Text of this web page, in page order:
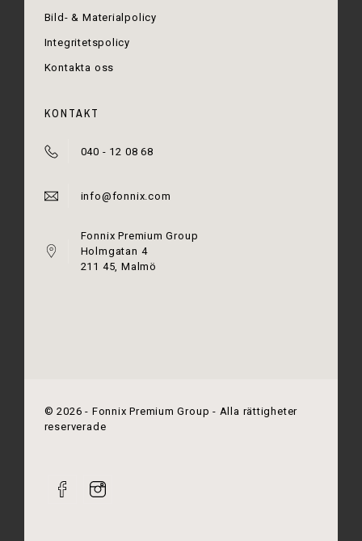
Bild- & Materialpolicy
Integritetspolicy
Kontakta oss
KONTAKT
040 - 12 08 68
info@fonnix.com
Fonnix Premium Group
Holmgatan 4
211 45, Malmö
©2026 - Fonnix Premium Group - Alla rättigheter
reserverade